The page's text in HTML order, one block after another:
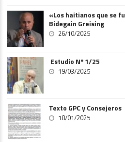
«Los haitianos que se
Bidegain Greising
26/10/2025
Estudio Nº 1/25
19/03/2025
Texto GPC y Consejeros
18/01/2025